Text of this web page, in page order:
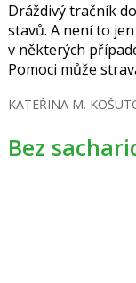
Dráždivý tračník
stavů. A není to
v některých
Pomoci může
dietu je však třeba
KATEŘINA M.
Bez